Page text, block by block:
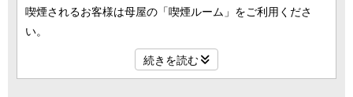
喫煙されるお客様は母屋の「喫煙ルーム」をご利用くださ
い。
続きを読む